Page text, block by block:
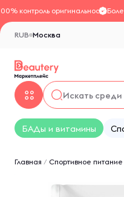
контроль оригинальности
Москва
RUB
БАДы и витамины
Главная / Спортивное питание